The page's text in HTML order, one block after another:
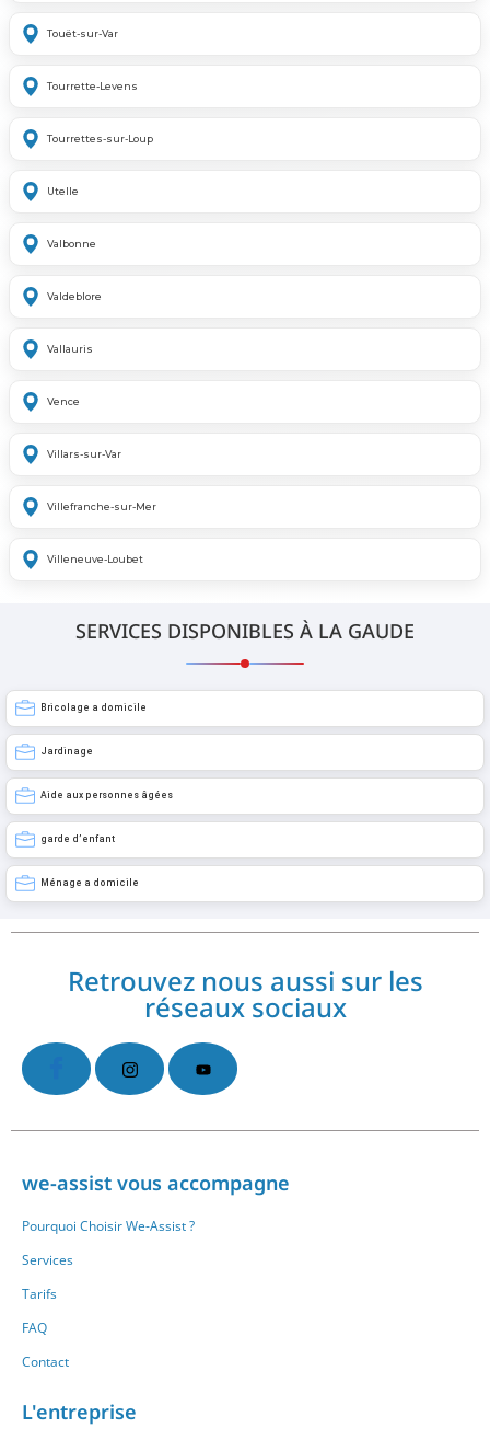
Touët-sur-Var
Tourrette-Levens
Tourrettes-sur-Loup
Utelle
Valbonne
Valdeblore
Vallauris
Vence
Villars-sur-Var
Villefranche-sur-Mer
Villeneuve-Loubet
SERVICES DISPONIBLES À LA GAUDE
Bricolage a domicile
Jardinage
Aide aux personnes âgées
garde d’enfant
Ménage a domicile
Retrouvez nous aussi sur les
réseaux sociaux
we-assist vous accompagne
Pourquoi Choisir We-Assist ?
Services
Tarifs
FAQ
Contact
L'entreprise